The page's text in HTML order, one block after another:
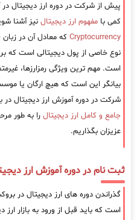
پیش از شرکت در دوره ارز دیجیتال در
کمی با مفهوم ارز دیجیتال نیز آشنا
Cryptocurrency که معادل آن در زبان
نوع خاصی از پول دیجیتالی است که
است. مهم ترین ویژگی رمزارزها،
بیانگر این است که هیچ ارگان یا
شرکت در دوره آموزش ارز دیجیتال
جامع و کامل ارز دیجیتال را به طور
عزیزان بگذاریم.
ثبت نام در دوره آموزش ارز
گذراندن دوره های ارز دیجیتال در
است که باید قبل از ورود به بازار ارز